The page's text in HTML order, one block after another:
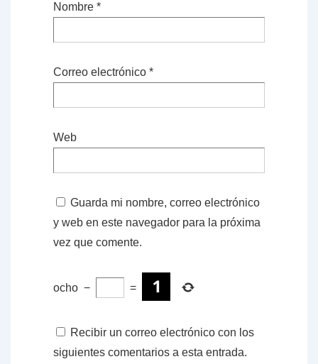
Nombre *
Correo electrónico *
Web
Guarda mi nombre, correo electrónico
y web en este navegador para la próxima
vez que comente.
ocho − =
Recibir un correo electrónico con los
siguientes comentarios a esta entrada.